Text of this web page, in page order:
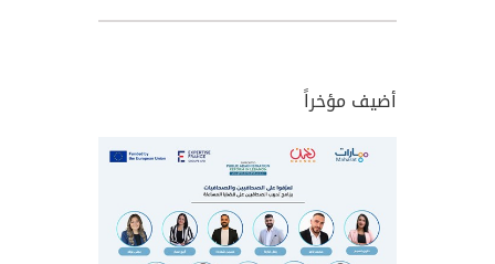
أضيف مؤخراً